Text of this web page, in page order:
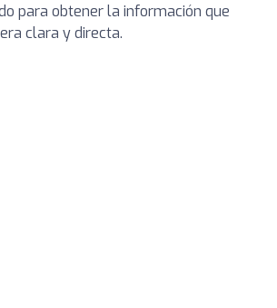
para obtener la información que
clara y directa.